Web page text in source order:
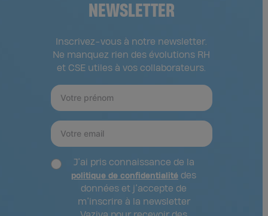
NEWSLETTER
Inscrivez-vous à notre newsletter.
Ne manquez rien des évolutions RH
et CSE utiles à vos collaborateurs.
J’ai pris connaissance de la
politique de confidentialité des
données et j’accepte de
m’inscrire à la newsletter